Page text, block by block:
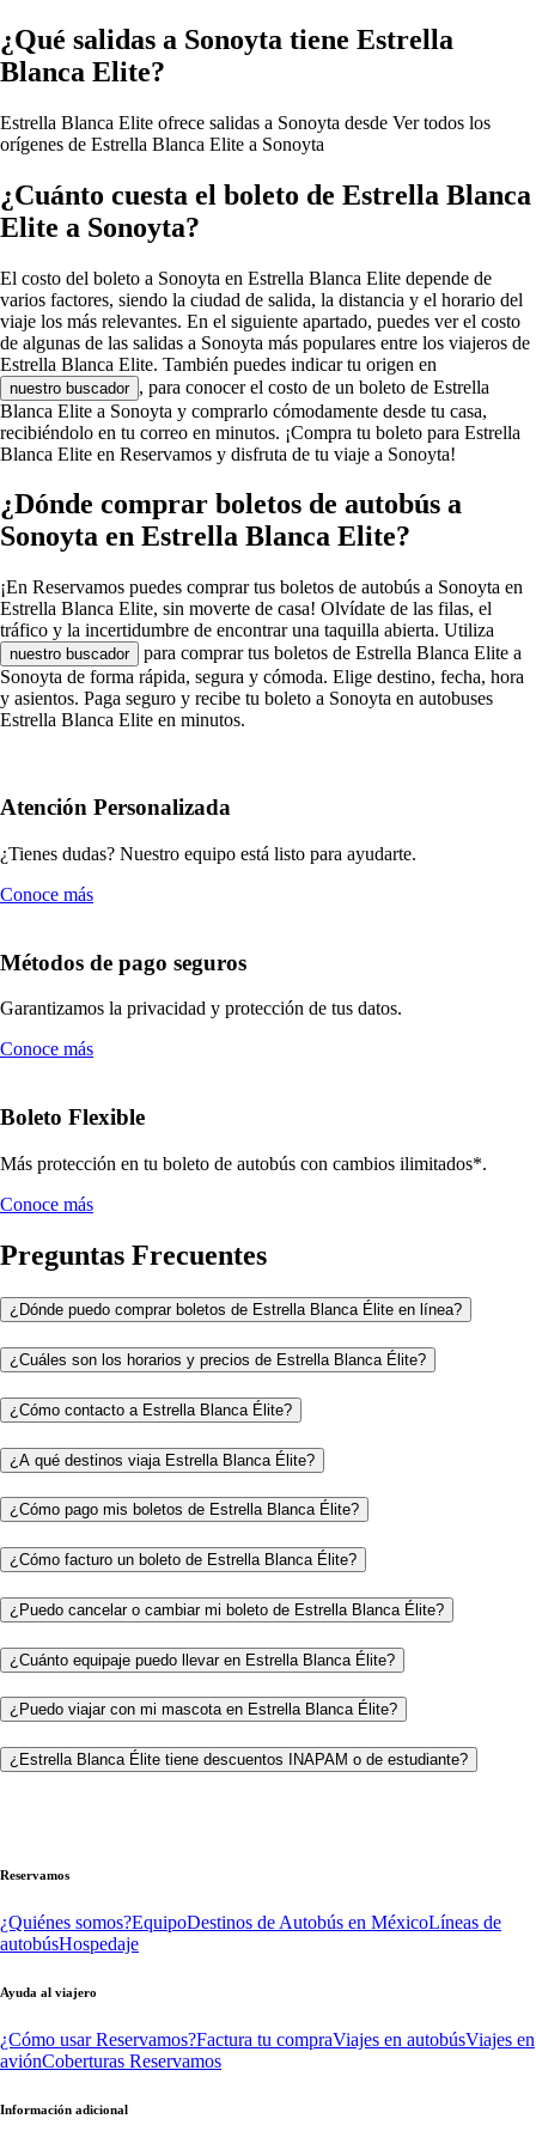
¿Qué salidas a Sonoyta tiene Estrella
Blanca Elite?
Estrella Blanca Elite ofrece salidas a Sonoyta desde Ver todos los
orígenes de Estrella Blanca Elite a Sonoyta
¿Cuánto cuesta el boleto de Estrella Blanca
Elite a Sonoyta?
El costo del boleto a Sonoyta en Estrella Blanca Elite depende de
varios factores, siendo la ciudad de salida, la distancia y el horario del
viaje los más relevantes. En el siguiente apartado, puedes ver el costo
de algunas de las salidas a Sonoyta más populares entre los viajeros de
Estrella Blanca Elite. También puedes indicar tu origen en
nuestro buscador , para conocer el costo de un boleto de Estrella
Blanca Elite a Sonoyta y comprarlo cómodamente desde tu casa,
recibiéndolo en tu correo en minutos. ¡Compra tu boleto para Estrella
Blanca Elite en Reservamos y disfruta de tu viaje a Sonoyta!
¿Dónde comprar boletos de autobús a
Sonoyta en Estrella Blanca Elite?
¡En Reservamos puedes comprar tus boletos de autobús a Sonoyta en
Estrella Blanca Elite, sin moverte de casa! Olvídate de las filas, el
tráfico y la incertidumbre de encontrar una taquilla abierta. Utiliza
nuestro buscador
para comprar tus boletos de Estrella Blanca Elite a
Sonoyta de forma rápida, segura y cómoda. Elige destino, fecha, hora
y asientos. Paga seguro y recibe tu boleto a Sonoyta en autobuses
Estrella Blanca Elite en minutos.
Atención Personalizada
¿Tienes dudas? Nuestro equipo está listo para ayudarte.
Conoce más
Métodos de pago seguros
Garantizamos la privacidad y protección de tus datos.
Conoce más
Boleto Flexible
Más protección en tu boleto de autobús con cambios ilimitados*.
Conoce más
Preguntas Frecuentes
¿Dónde puedo comprar boletos de Estrella Blanca Élite en línea?
¿Cuáles son los horarios y precios de Estrella Blanca Élite?
¿Cómo contacto a Estrella Blanca Élite?
¿A qué destinos viaja Estrella Blanca Élite?
¿Cómo pago mis boletos de Estrella Blanca Élite?
¿Cómo facturo un boleto de Estrella Blanca Élite?
¿Puedo cancelar o cambiar mi boleto de Estrella Blanca Élite?
¿Cuánto equipaje puedo llevar en Estrella Blanca Élite?
¿Puedo viajar con mi mascota en Estrella Blanca Élite?
¿Estrella Blanca Élite tiene descuentos INAPAM o de estudiante?
Reservamos
¿Quiénes somos?EquipoDestinos de Autobús en MéxicoLíneas de
autobúsHospedaje
Ayuda al viajero
¿Cómo usar Reservamos?Factura tu compraViajes en autobúsViajes en
aviónCoberturas Reservamos
Información adicional